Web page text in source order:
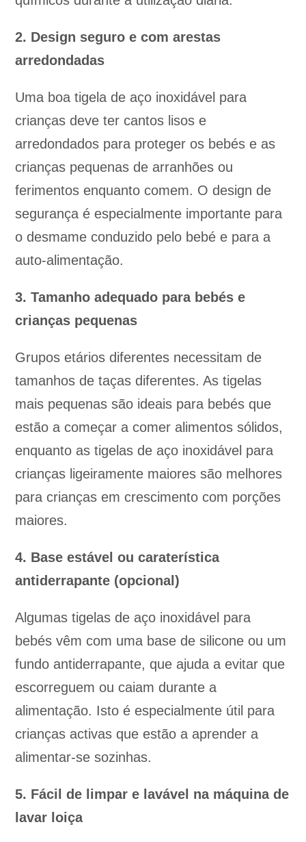
2. Design seguro e com arestas
arredondadas
Uma boa tigela de aço inoxidável para
crianças deve ter cantos lisos e
arredondados para proteger os bebés e as
crianças pequenas de arranhões ou
ferimentos enquanto comem. O design de
segurança é especialmente importante para
o desmame conduzido pelo bebé e para a
auto-alimentação.
3. Tamanho adequado para bebés e
crianças pequenas
Grupos etários diferentes necessitam de
tamanhos de taças diferentes. As tigelas
mais pequenas são ideais para bebés que
estão a começar a comer alimentos sólidos,
enquanto as tigelas de aço inoxidável para
crianças ligeiramente maiores são melhores
para crianças em crescimento com porções
maiores.
4. Base estável ou caraterística
antiderrapante (opcional)
Algumas tigelas de aço inoxidável para
bebés vêm com uma base de silicone ou um
fundo antiderrapante, que ajuda a evitar que
escorreguem ou caiam durante a
alimentação. Isto é especialmente útil para
crianças activas que estão a aprender a
alimentar-se sozinhas.
5. Fácil de limpar e lavável na máquina de
lavar loiça